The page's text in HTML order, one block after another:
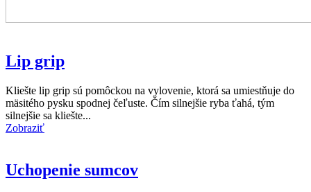
Lip grip
Kliešte lip grip sú pomôckou na vylovenie, ktorá sa umiestňuje do
mäsitého pysku spodnej čeľuste. Čím silnejšie ryba ťahá, tým
silnejšie sa kliešte...
Zobraziť
Uchopenie sumcov